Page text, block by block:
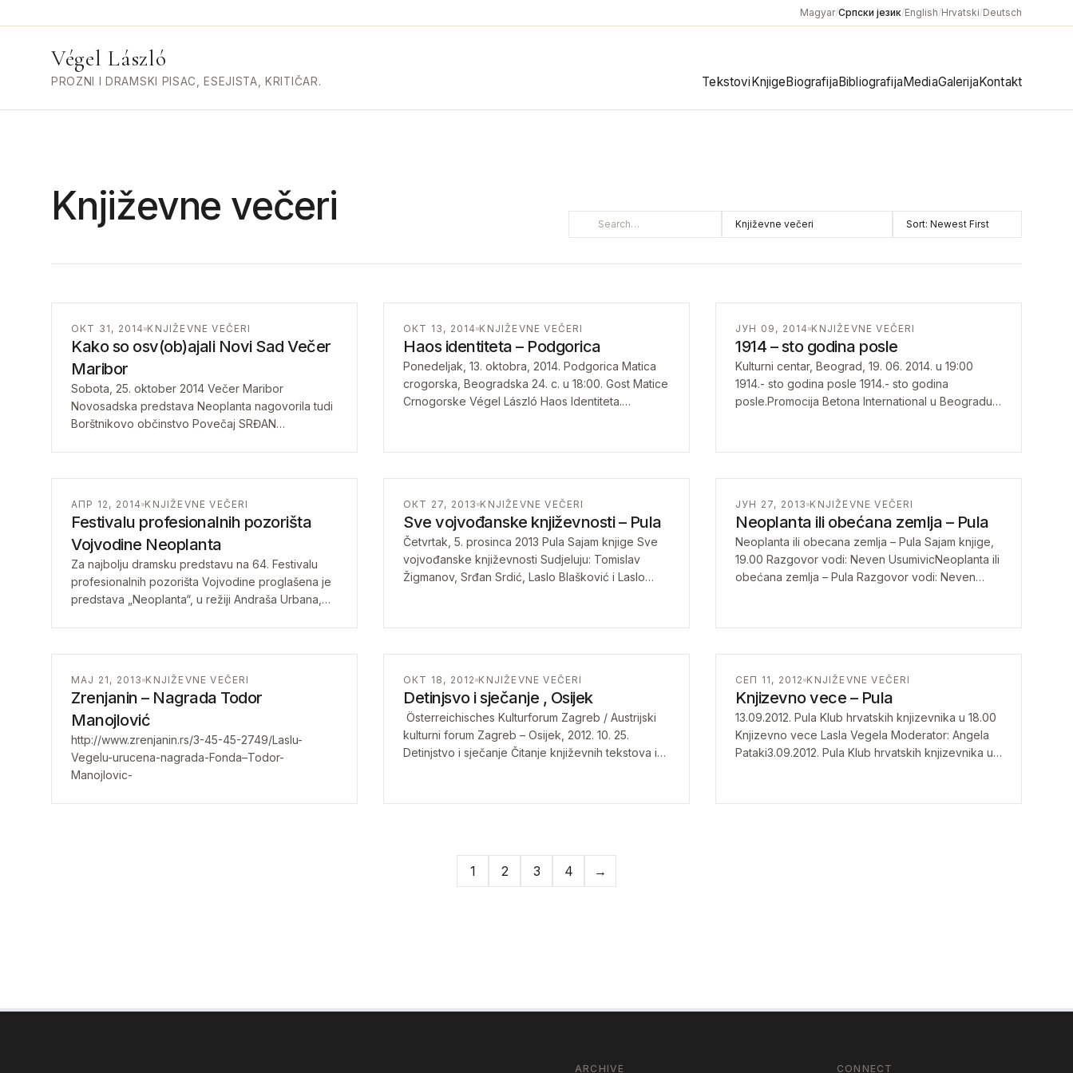
Magyar/Српски језик/English/Hrvatski/Deutsch
Végel László
PROZNI I DRAMSKI PISAC, ESEJISTA, KRITIČAR. TekstoviKnjigeBiografijaBibliografijaMediaGalerijaKontakt
Književne večeri
ОКТ 31, 2014 KNJIŽEVNE VEČERI
Kako so osv(ob)ajali Novi Sad Večer
Maribor
Sobota, 25. oktober 2014 Večer Maribor
Novosadska predstava Neoplanta nagovorila tudi
Borštnikovo občinstvo Povečaj SRĐAN
ОКТ 13, 2014 KNJIŽEVNE VEČERI
Haos identiteta – Podgorica
Ponedeljak, 13. oktobra, 2014. Podgorica Matica
crogorska, Beogradska 24. c. u 18:00. Gost Matice
Crnogorske Végel László Haos Identiteta.
ЈУН 09, 2014 KNJIŽEVNE VEČERI
1914 – sto godina posle
Kulturni centar, Beograd, 19. 06. 2014. u 19:00
1914.- sto godina posle 1914.- sto godina
posle.Promocija Betona International u Beogradu
АПР 12, 2014 KNJIŽEVNE VEČERI
Festivalu profesionalnih pozorišta
Vojvodine Neoplanta
Za najbolju dramsku predstavu na 64. Festivalu
profesionalnih pozorišta Vojvodine proglašena je
predstava „Neoplanta“, u režiji Andraša Urbana,
…
ОКТ 27, 2013 KNJIŽEVNE VEČERI
Sve vojvođanske književnosti – Pula
Četvrtak, 5. prosinca 2013 Pula Sajam knjige Sve
vojvođanske književnosti Sudjeluju: Tomislav
Žigmanov, Srđan Srdić, Laslo Blašković i Laslo
ЈУН 27, 2013 KNJIŽEVNE VEČERI
Neoplanta ili obećana zemlja – Pula
Neoplanta ili obecana zemlja – Pula Sajam knjige,
19.00 Razgovor vodi: Neven UsumivicNeoplanta ili
obećana zemlja – Pula Razgovor vodi: Neven
МАЈ 21, 2013 KNJIŽEVNE VEČERI
Zrenjanin – Nagrada Todor
Manojlović
http://www.zrenjanin.rs/3-45-45-2749/Laslu-
Vegelu-urucena-nagrada-Fonda–Todor-
Manojlovic-
ОКТ 18, 2012 KNJIŽEVNE VEČERI
Detinjsvo i sječanje , Osijek
Österreichisches Kulturforum Zagreb / Austrijski
kulturni forum Zagreb – Osijek, 2012. 10. 25.
Detinjstvo i sječanje Čitanje književnih tekstova i
СЕП 11, 2012 KNJIŽEVNE VEČERI
Knjizevno vece – Pula
13.09.2012. Pula Klub hrvatskih knjizevnika u 18.00
Knjizevno vece Lasla Vegela Moderator: Angela
Pataki3.09.2012. Pula Klub hrvatskih knjizevnika u
1 2 3 4
Next page
→
ARCHIVE CONNECT